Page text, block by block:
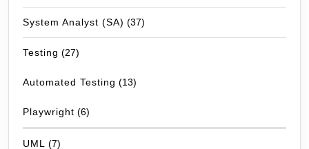
System Analyst (SA) (37)
Testing (27)
Automated Testing (13)
Playwright (6)
UML (7)